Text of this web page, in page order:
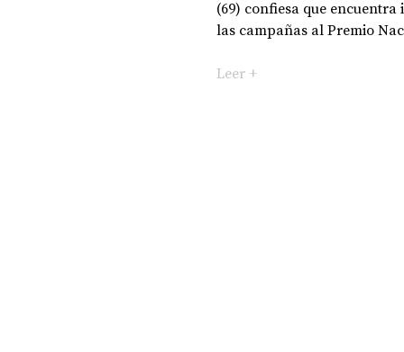
(69) confiesa que
las campañas al Premio
Leer +